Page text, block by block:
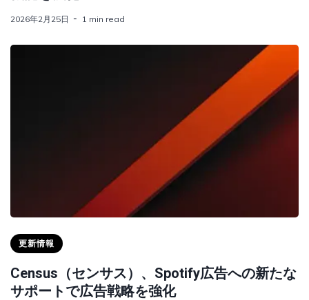
2026年2月25日 1 min read
更新情報
Census（センサス）、Spotify広告への新たな
サポートで広告戦略を強化